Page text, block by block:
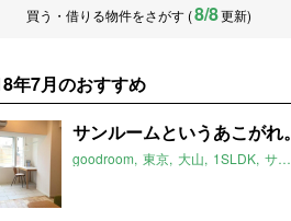
買う・借りる物件をさがす (8/8更新)
年7月のおすすめ
サンルームというあこがれ。
goodroom 東京 大山 1SLDK サンルーム